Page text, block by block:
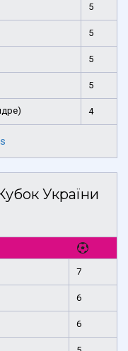
5
5
5
5
4
України
7
6
6